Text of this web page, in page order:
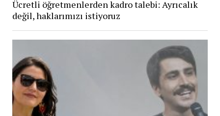
Ücretli öğretmenlerden kadro talebi: Ayrıcalık
değil, haklarımızı istiyoruz